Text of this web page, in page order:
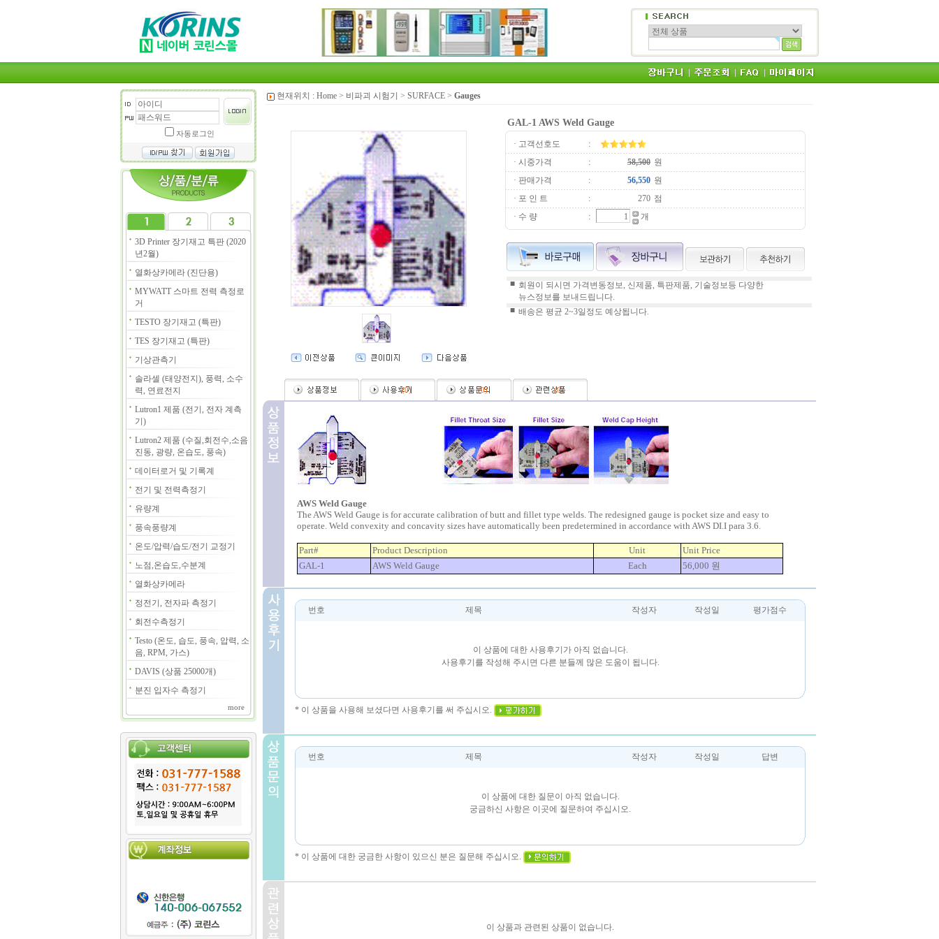
자동로그인
3D Printer 장기재고 특판 (2020
년2월)
열화상카메라 (진단용)
MYWATT 스마트 전력 측정로
거
TESTO 장기재고 (특판)
TES 장기재고 (특판)
기상관측기
솔라셀 (태양전지), 풍력, 소수
력, 연료전지
Lutron1 제품 (전기, 전자 계측
기)
Lutron2 제품 (수질,회전수,소음
진동, 광량, 온습도, 풍속)
데이터로거 및 기록계
전기 및 전력측정기
유량계
풍속풍량계
온도/압력/습도/전기 교정기
노점,온습도,수분계
열화상카메라
정전기, 전자파 측정기
회전수측정기
Testo (온도, 습도, 풍속, 압력, 소
음, RPM, 가스)
DAVIS (상품 25000개)
분진 입자수 측정기
more
현재위치 : Home > 비파괴 시험기 > SURFACE > Gauges
GAL-1 AWS Weld Gauge
· 고객선호도
:
· 시중가격
:
원
· 판매가격
:
원
· 포 인 트
:
점
· 수 량
: 개
■ 회원이 되시면 가격변동정보, 신제품, 특판제품, 기술정보등 다양한
뉴스정보를 보내드립니다.
■ 배송은 평균 2~3일정도 예상됩니다.
(0) (0) (0)
AWS Weld Gauge
The AWS Weld Gauge is for accurate calibration of butt and fillet type welds. The redesigned gauge is pocket size and easy to
operate. Weld convexity and concavity sizes have automatically been predetermined in accordance with AWS DI.I para 3.6.
Part# Product Description Unit
Unit Price
GAL-1
AWS Weld Gauge Each 56,000 원
번호 제목 작성자 작성일 평가점수
이 상품에 대한 사용후기가 아직 없습니다.
사용후기를 작성해 주시면 다른 분들께 많은 도움이 됩니다.
* 이 상품을 사용해 보셨다면 사용후기를 써 주십시오.
번호 제목 작성자 작성일 답변
이 상품에 대한 질문이 아직 없습니다.
궁금하신 사항은 이곳에 질문하여 주십시오.
* 이 상품에 대한 궁금한 사항이 있으신 분은 질문해 주십시오.
이 상품과 관련된 상품이 없습니다.